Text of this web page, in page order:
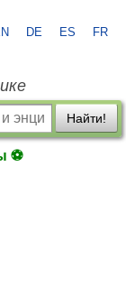
DE ES FR
Найти!
⚽